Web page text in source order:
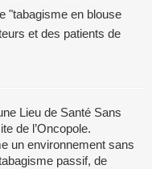
"tabagisme en blouse
et des patients de
Lieu de Santé Sans
de l’Oncopole.
un environnement sans
passif, de